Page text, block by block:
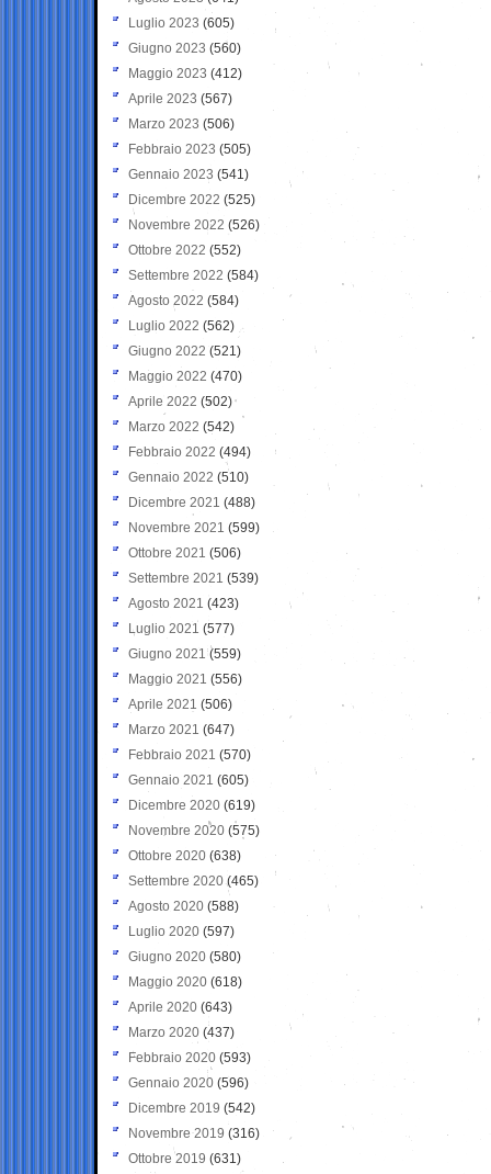
Luglio 2023 (605)
Giugno 2023 (560)
Maggio 2023 (412)
Aprile 2023 (567)
Marzo 2023 (506)
Febbraio 2023 (505)
Gennaio 2023 (541)
Dicembre 2022 (525)
Novembre 2022 (526)
Ottobre 2022 (552)
Settembre 2022 (584)
Agosto 2022 (584)
Luglio 2022 (562)
Giugno 2022 (521)
Maggio 2022 (470)
Aprile 2022 (502)
Marzo 2022 (542)
Febbraio 2022 (494)
Gennaio 2022 (510)
Dicembre 2021 (488)
Novembre 2021 (599)
Ottobre 2021 (506)
Settembre 2021 (539)
Agosto 2021 (423)
Luglio 2021 (577)
Giugno 2021(559)
Maggio 2021 (556)
Aprile 2021 (506)
Marzo 2021 (647)
Febbraio 2021 (570)
Gennaio 2021 (605)
Dicembre 2020 (619)
Novembre 2020 (575)
Ottobre 2020 (638)
Settembre 2020(465)
Agosto 2020 (588)
Luglio 2020 (597)
Giugno 2020 (580)
Maggio 2020 (618)
Aprile 2020 (643)
Marzo 2020 (437)
Febbraio 2020 (593)
Gennaio 2020 (596)
Dicembre 2019 (542)
Novembre 2019 (316)
Ottobre 2019 (631)